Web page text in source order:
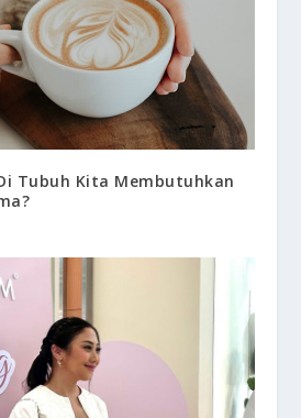
Tubuh Kita Membutuhkan